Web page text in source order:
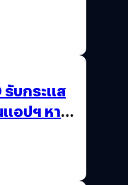
รับกระแส
แอปฯ หาคู่